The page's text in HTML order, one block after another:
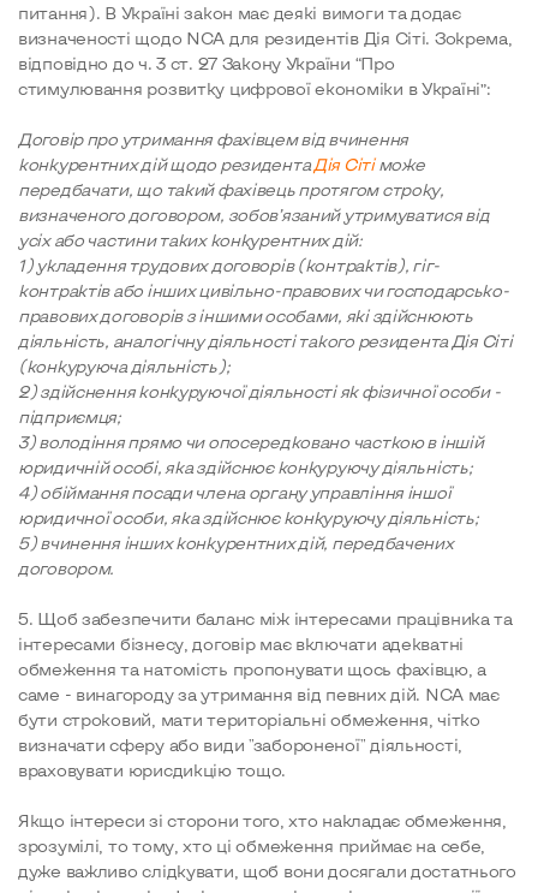
питання). В Україні закон має деякі вимоги та додає
визначеності щодо NCA для резидентів Дія Сіті. Зокрема,
відповідно до ч. 3 ст. 27 Закону України “Про
стимулювання розвитку цифрової економіки в Україні”:
Договір про утримання фахівцем від вчинення
конкурентних дій щодо резидентаДія Сітіможе
передбачати, що такий фахівець протягом строку,
визначеного договором, зобов’язаний утримуватися від
усіх або частини таких конкурентних дій:
1) укладення трудових договорів (контрактів), гіг-
контрактів або інших цивільно-правових чи господарсько-
правових договорів з іншими особами, які здійснюють
діяльність, аналогічну діяльності такого резидента Дія Сіті
(конкуруюча діяльність);
2) здійснення конкуруючої діяльності як фізичної особи -
підприємця;
3) володіння прямо чи опосередковано часткою в іншій
юридичній особі, яка здійснює конкуруючу діяльність;
4) обіймання посади члена органу управління іншої
юридичної особи, яка здійснює конкуруючу діяльність;
5) вчинення інших конкурентних дій, передбачених
договором.
5. Щоб забезпечити баланс між інтересами працівника та
інтересами бізнесу, договір має включати адекватні
обмеження та натомість пропонувати щось фахівцю, а
саме - винагороду за утримання від певних дій. NCA має
бути строковий, мати територіальні обмеження, чітко
визначати сферу або види "забороненої" діяльності,
враховувати юрисдикцію тощо.
Якщо інтереси зі сторони того, хто накладає обмеження,
зрозумілі, то тому, хто ці обмеження приймає на себе,
дуже важливо слідкувати, щоб вони досягали достатнього